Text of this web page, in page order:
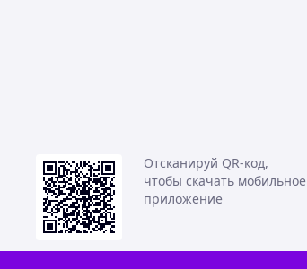
Отсканируй QR-код,
чтобы скачать мобильное
приложение